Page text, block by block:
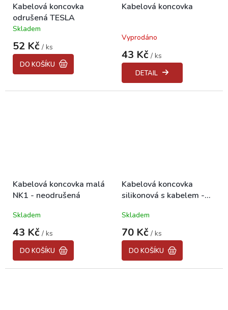
Kabelová koncovka
odrušená TESLA
Průměrné
hodnocení
produktu
5,0
Skladem
52 Kč / ks
DO KOŠÍKU
Kabelová koncovka
Vyprodáno
43 Kč / ks
DETAIL
Kabelová koncovka malá
NK1 - neodrušená
Skladem
43 Kč / ks
DO KOŠÍKU
Kabelová koncovka
silikonová s kabelem -
Skladem
70 Kč / ks
DO KOŠÍKU